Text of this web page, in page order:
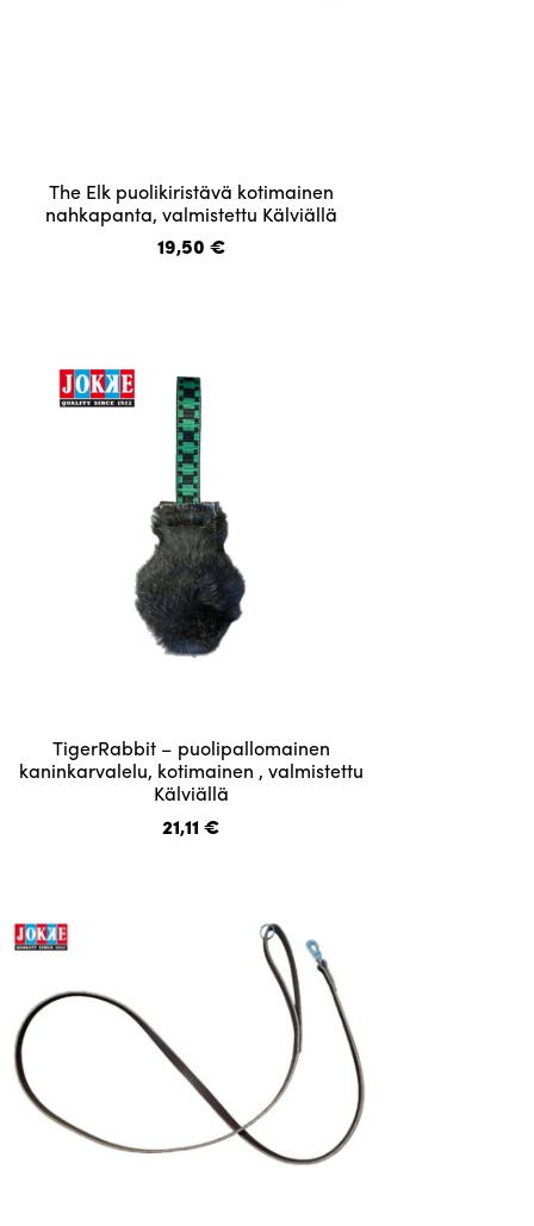
tuotteella
on
valinnat
tuotteen
sivulla.
The Elk puolikiristävä kotimainen
nahkapanta, valmistettu Kälviällä
19,50 €
TigerRabbit – puolipallomainen
kaninkarvalelu, kotimainen , valmistettu
Kälviällä
21,11 €